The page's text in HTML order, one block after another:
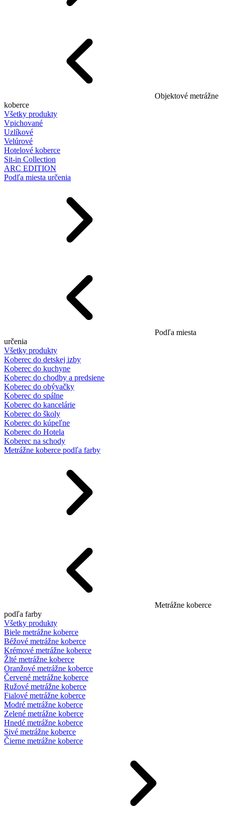
Objektové metrážne
koberce
Všetky produkty
Vpichované
Uzlíkové
Velúrové
Hotelové koberce
Sit-in Collection
ARC EDITION
Podľa miesta určenia
Podľa miesta
určenia
Všetky produkty
Koberec do detskej izby
Koberec do kuchyne
Koberec do chodby a predsiene
Koberec do obývačky
Koberec do spálne
Koberec do kancelárie
Koberec do školy
Koberec do kúpeľne
Koberec do Hotela
Koberec na schody
Metrážne koberce podľa farby
Metrážne koberce
podľa farby
Všetky produkty
Biele metrážne koberce
Béžové metrážne koberce
Krémové metrážne koberce
Žlté metrážne koberce
Oranžové metrážne koberce
Červené metrážne koberce
Ružové metrážne koberce
Fialové metrážne koberce
Modré metrážne koberce
Zelené metrážne koberce
Hnedé metrážne koberce
Sivé metrážne koberce
Čierne metrážne koberce